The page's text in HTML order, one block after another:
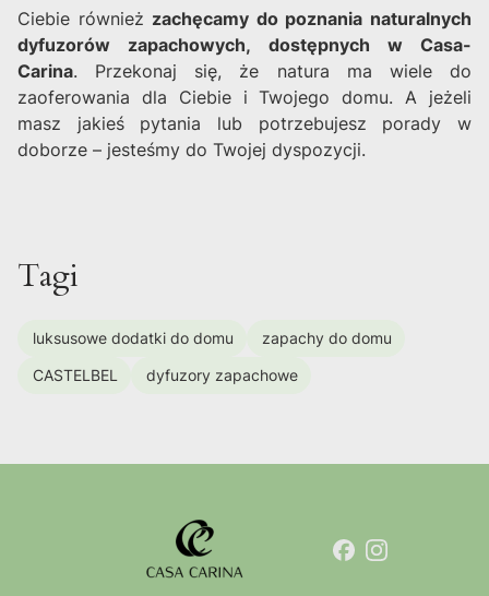
Ciebie również zachęcamy do poznania naturalnych
dyfuzorów zapachowych, dostępnych w Casa-
Carina. Przekonaj się, że natura ma wiele do
zaoferowania dla Ciebie i Twojego domu. A jeżeli
masz jakieś pytania lub potrzebujesz porady w
doborze – jesteśmy do Twojej dyspozycji.
Tagi
luksusowe dodatki do domu
zapachy do domu
CASTELBEL
dyfuzory zapachowe